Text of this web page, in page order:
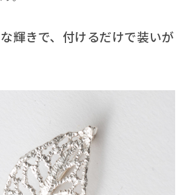
輝きで、付けるだけで装いが